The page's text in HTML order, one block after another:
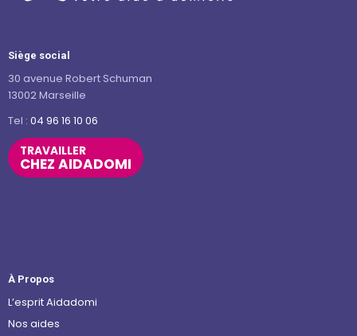
Siège social
30 avenue Robert Schuman
13002 Marseille
Tel : 04 96 16 10 06
TRAVAILLER
CHEZ AIDADOMI
À Propos
L’esprit Aidadomi
Nos aides